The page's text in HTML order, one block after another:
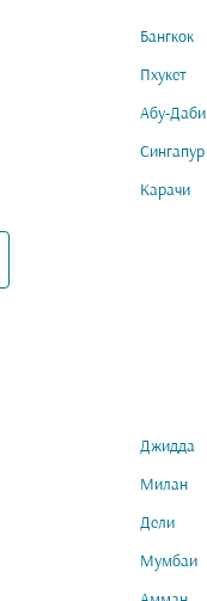
Бангкок
Пхукет
Абу-Даби
Сингапур
Карачи
Джидда
Милан
Дели
Мумбаи